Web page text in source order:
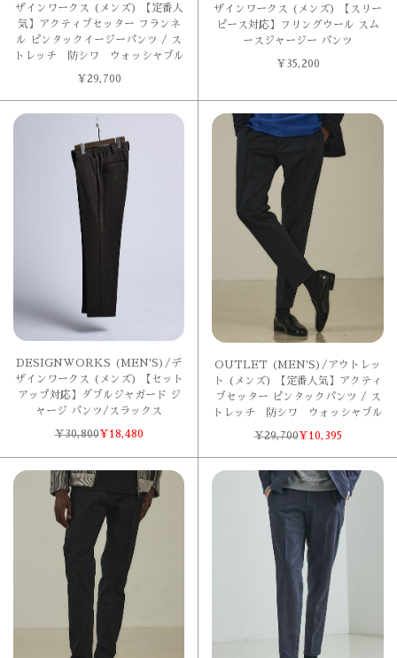
ザインワークス (メンズ) 【定番人
気】アクティブセッター フランネ
ル ピンタックイージーパンツ / ス
トレッチ 防シワ ウォッシャブル
¥29,700
ザインワークス (メンズ) 【スリー
ピース対応】フリングウール スム
ースジャージー パンツ
¥35,200
DESIGNWORKS (MEN'S)/デ
ザインワークス (メンズ) 【セット
アップ対応】ダブルジャガード ジ
ャージ パンツ/スラックス
¥30,800¥18,480
OUTLET (MEN'S)/アウトレッ
ト (メンズ) 【定番人気】アクティ
ブセッター ピンタックパンツ / ス
トレッチ 防シワ ウォッシャブル
¥29,700¥10,395